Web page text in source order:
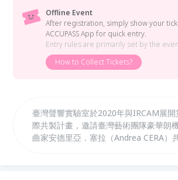
Offline Event
After registration, simply show your
ACCUPASS App for quick entry.
Entry rules are primarily set by the
How to Collect Tickets?
臺灣聲響實驗室於2020年與IRCAM展
際共製計畫，邀請臺灣藝術團隊豪華朗
曲家安德里亞．塞拉（Andrea CERA）